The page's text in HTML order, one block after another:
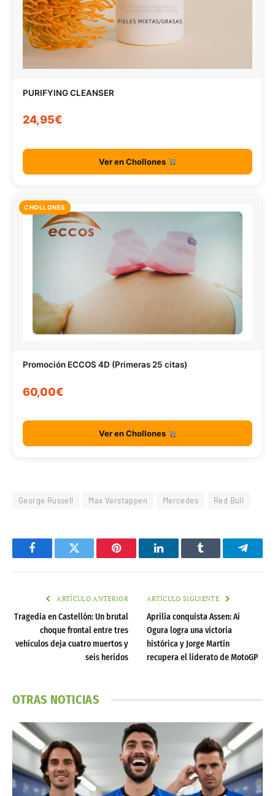
PURIFYING CLEANSER
24,95€
Ver en Chollones
CHOLLONES
Promoción ECCOS 4D (Primeras 25 citas)
60,00€
Ver en Chollones
George Russell Max Verstappen Mercedes Red Bull
FacebookTwitter Pinterest LinkedInTumblr
ARTÍCULO ANTERIOR
Tragedia en Castellón: Un brutal
choque frontal entre tres
vehículos deja cuatro muertos y
seis heridos
ARTÍCULO SIGUIENTE
Aprilia conquista Assen: Ai
Ogura logra una victoria
histórica y Jorge Martín
recupera el liderato de MotoGP
OTRAS NOTICIAS